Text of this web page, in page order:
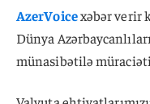
AzerVoicexəbər verir
Dünya
münasibətilə